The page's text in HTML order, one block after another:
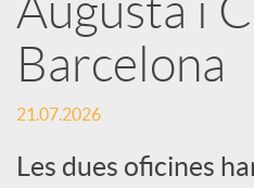
c
a
d
Augusta i
Barcelona
21.07.2026
Les dues oficines